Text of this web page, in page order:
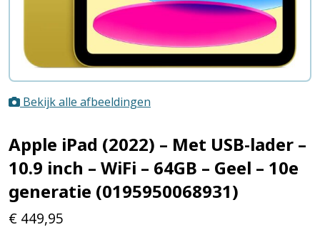
Bekijk alle afbeeldingen
Apple iPad (2022) – Met USB-lader –
10.9 inch – WiFi – 64GB – Geel – 10e
generatie (0195950068931)
€ 449,95